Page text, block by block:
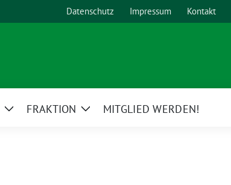
Datenschutz Impressum Kontakt
ZeigeFRAKTION
ZeigeMITGLIED WERDEN!